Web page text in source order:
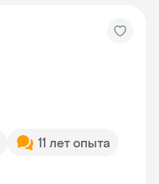
11 лет опыта